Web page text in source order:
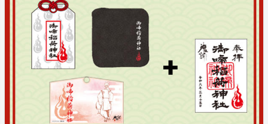
◆コンセプト
基本は見ていて楽しめる青春バンドモノ＆妖怪封印＆バ
トルのドタバタ展開！
だけど、【言葉ってなんだろう、伝えるってなんだろ
う、想いってなんだろう？伝わると伝わらないの違いっ
て？ただ羅列した言葉だけじゃなぜ伝わらないんだろ
う？言葉だけじゃなくても伝わることもあるよね】